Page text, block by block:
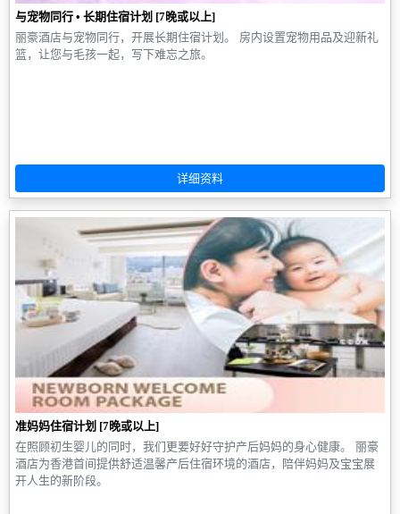
与宠物同行 • 长期住宿计划 [7晚或以上]
丽豪酒店与宠物同行，开展长期住宿计划。 房内设置宠物用品及迎新礼
篮，让您与毛孩一起，写下难忘之旅。
准妈妈住宿计划 [7晚或以上]
在照顾初生婴儿的同时，我们更要好好守护产后妈妈的身心健康。 丽豪
酒店为香港首间提供舒适温馨产后住宿环境的酒店，陪伴妈妈及宝宝展
开人生的新阶段。